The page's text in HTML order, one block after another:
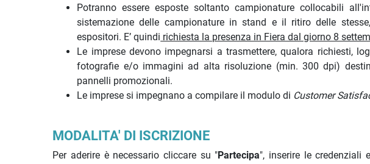
Potranno essere esposte soltanto campionature collocabili
sistemazione delle campionature in stand e il ritiro delle
espositori. E’ quindi richiesta la presenza in Fiera dal giorno 8
Le imprese devono impegnarsi a trasmettere, qualora richiesti,
fotografie e/o immagini ad alta risoluzione (min. 300 dpi)
pannelli promozionali.
Le imprese si impegnano a compilare il modulo di Customer
MODALITA' DI ISCRIZIONE
Per aderire è necessario cliccare su "Partecipa", inserire le credenziali